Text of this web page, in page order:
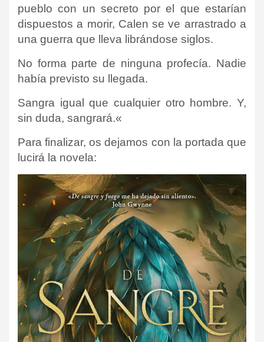
pueblo con un secreto por el que estarían
dispuestos a morir, Calen se ve arrastrado a
una guerra que lleva librándose siglos.
No forma parte de ninguna profecía. Nadie
había previsto su llegada.
Sangra igual que cualquier otro hombre. Y,
sin duda, sangrará.«
Para finalizar, os dejamos con la portada que
lucirá la novela: